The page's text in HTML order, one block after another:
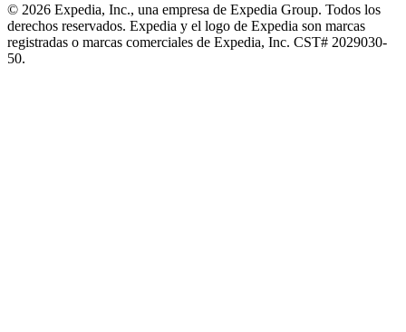
© 2026 Expedia, Inc., una empresa de Expedia Group. Todos los
derechos reservados. Expedia y el logo de Expedia son marcas
registradas o marcas comerciales de Expedia, Inc. CST# 2029030-
50.